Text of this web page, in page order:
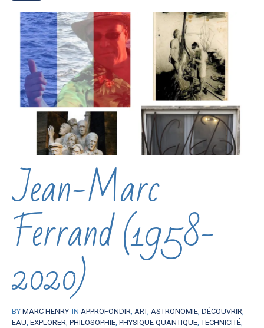
Jean-Marc
Ferrand (1958-
2020)
BY MARC HENRY IN APPROFONDIR, ART, ASTRONOMIE, DÉCOUVRIR,
EAU, EXPLORER, PHILOSOPHIE, PHYSIQUE QUANTIQUE,TECHNICITÉ,